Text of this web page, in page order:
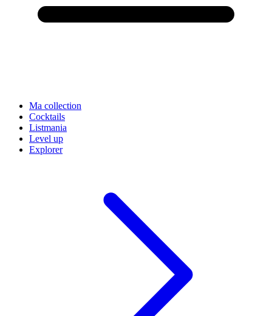
Ma collection
Cocktails
Listmania
Level up
Explorer